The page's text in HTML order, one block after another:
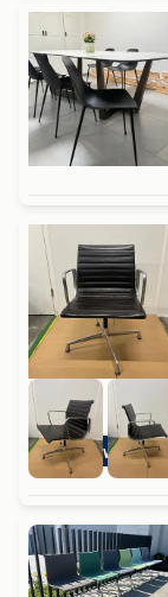
Hoge kwaliteit